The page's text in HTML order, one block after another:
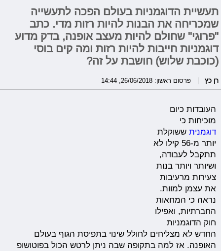
תעשיית הדוגמניות בעולם הפכה לתעשייה
שמכריחה את הבנות להיות רזות מדי. כתב
"פרוגי" שחולם להיות מעצב אופנה, בדק מדוע
דוגמניות חייבות להיות רזות ומה קים בוסי
(כוכבת שלוש) חושבת על זה?
רן כץ פרסום ראשון: 26/06/2018, 14:44
העובדות כיום
מוכיחות כי
דוגמנית ששוקלת
יותר מ-56 קילו לא
תתקבל לעבודה,
ושיותר ויותר בנות
צעירות מרעיבות
את עצמן למוות.
נראה כי המחאות
החברתיות, ואפילו
חוק הדוגמניות
החדש לא מצליחים לחולל שינוי בתפיסת הגוף בעולם
האופנה. אז למה בתקופה שבה ניתן לרטש הכול בפוטושופ